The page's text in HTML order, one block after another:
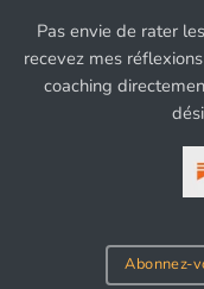
Pas envie de rater
recevez mes
coaching
Abonnez-